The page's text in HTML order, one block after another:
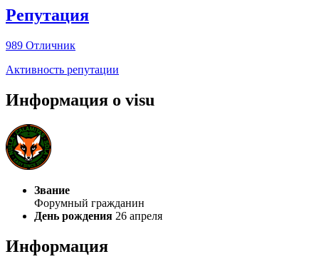
Репутация
989 Отличник
Активность репутации
Информация о visu
Звание
Форумный гражданин
День рождения 26 апреля
Информация